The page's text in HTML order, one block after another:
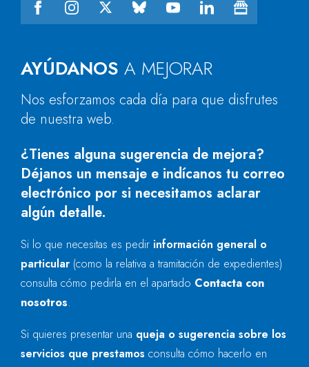
AYÚDANOS A MEJORAR
Nos esforzamos cada día para que disfrutes
de nuestra web.
¿Tienes alguna sugerencia de mejora?
Déjanos un mensaje e indícanos tu correo
electrónico por si necesitamos aclarar
algún detalle.
Si lo que necesitas es pedir información general o
particular (como la relativa a tramitación de expedientes)
consulta cómo pedirla en el apartado Contacta con
nosotros.
Si quieres presentar una queja o sugerencia sobre los
servicios que prestamos consulta cómo hacerlo en